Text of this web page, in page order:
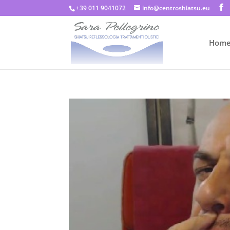
+39 011 9041072 info@centroshiatsu.eu